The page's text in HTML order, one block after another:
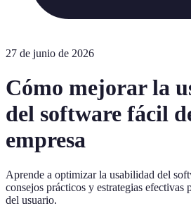
27 de junio de 2026
Cómo mejorar la
del software fácil
empresa
Aprende a optimizar la usabilidad del
consejos prácticos y estrategias efectivas
del usuario.